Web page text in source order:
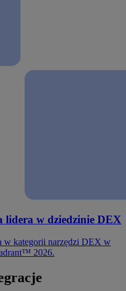
lidera w dziedzinie DEX
w kategorii narzędzi DEX w
2026.